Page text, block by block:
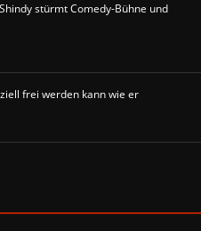
stürmt Comedy-Bühne und
frei werden kann wie er